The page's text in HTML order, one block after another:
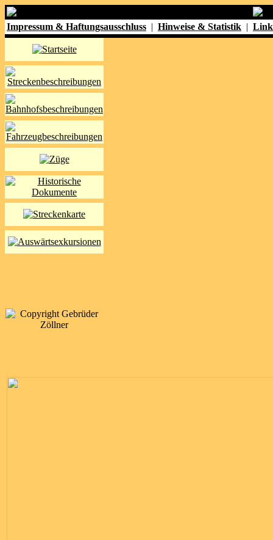
Impressum & Haftungsausschluss | Hinweise & Statistik |